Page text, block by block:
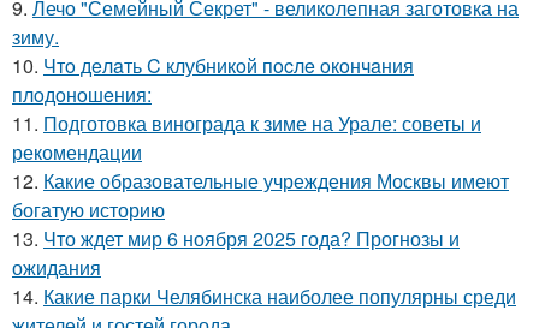
9. Лечо "Семейный Секрет" - великолепная заготовка на
зиму.
10. Чтo дeлaть C клубникoй пocлe oкoнчaния
плoдoнoшeния:
11. Подготовка винограда к зиме на Урале: советы и
рекомендации
12. Какие образовательные учреждения Москвы имеют
богатую историю
13. Что ждет мир 6 ноября 2025 года? Прогнозы и
ожидания
14. Какие парки Челябинска наиболее популярны среди